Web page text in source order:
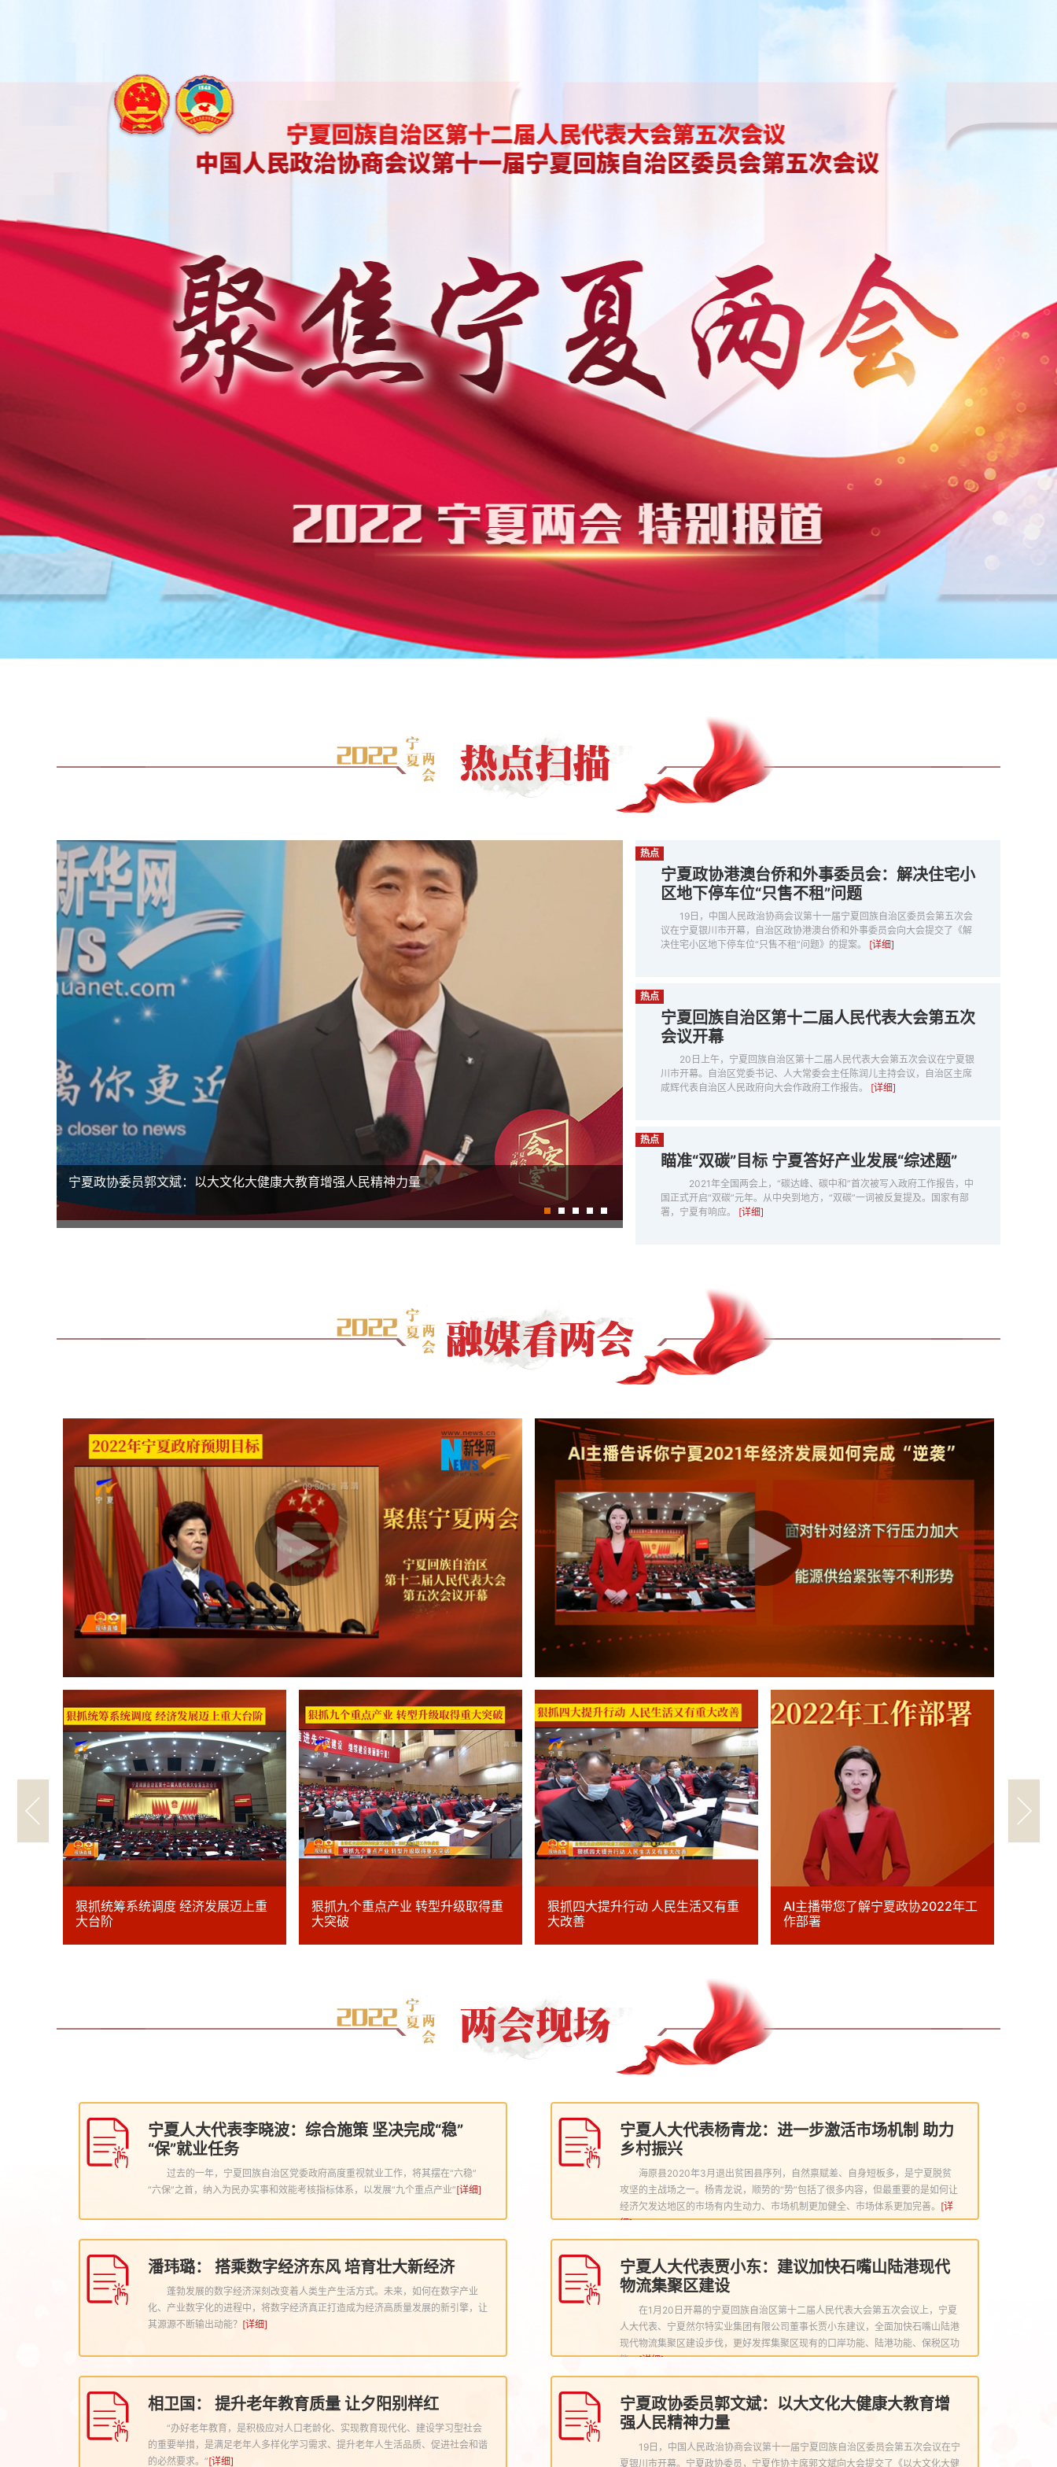
宁夏回族自治区第十二届人民代表大会第五次会议开幕
热点
宁夏政协港澳台侨和外事委员会：解决住宅小
区地下停车位“只售不租”问题
19日，中国人民政治协商会议第十一届宁夏回族自治区委员会第五次会
议在宁夏银川市开幕，自治区政协港澳台侨和外事委员会向大会提交了《解
决住宅小区地下停车位“只售不租”问题》的提案。 [详细]
热点
宁夏回族自治区第十二届人民代表大会第五次
会议开幕
20日上午，宁夏回族自治区第十二届人民代表大会第五次会议在宁夏银
川市开幕。自治区党委书记、人大常委会主任陈润儿主持会议，自治区主席
咸辉代表自治区人民政府向大会作政府工作报告。 [详细]
热点
瞄准“双碳”目标 宁夏答好产业发展“综述题”
2021年全国两会上，“碳达峰、碳中和”首次被写入政府工作报告，中
国正式开启“双碳”元年。从中央到地方，“双碳”一词被反复提及。国家有部
署，宁夏有响应。 [详细]
狠抓统筹系统调度 经济发展迈上重
大台阶
狠抓九个重点产业 转型升级取得重
大突破
狠抓四大提升行动 人民生活又有重
大改善
AI主播带您了解宁夏政协2022年工
作部署
宁夏人大代表李晓波：综合施策 坚决完成“稳”
“保”就业任务
过去的一年，宁夏回族自治区党委政府高度重视就业工作，将其摆在“六稳”
“六保”之首，纳入为民办实事和效能考核指标体系，以发展“九个重点产业”[详细]
宁夏人大代表杨青龙：进一步激活市场机制 助力
乡村振兴
海原县2020年3月退出贫困县序列，自然禀赋差、自身短板多，是宁夏脱贫
攻坚的主战场之一。杨青龙说，顺势的“势”包括了很多内容，但最重要的是如何让
经济欠发达地区的市场有内生动力、市场机制更加健全、市场体系更加完善。 [详
细]
潘玮璐： 搭乘数字经济东风 培育壮大新经济
蓬勃发展的数字经济深刻改变着人类生产生活方式。未来，如何在数字产业
化、产业数字化的进程中，将数字经济真正打造成为经济高质量发展的新引擎，让
其源源不断输出动能？ [详细]
宁夏人大代表贾小东：建议加快石嘴山陆港现代
物流集聚区建设
在1月20日开幕的宁夏回族自治区第十二届人民代表大会第五次会议上，宁夏
人大代表、宁夏然尔特实业集团有限公司董事长贾小东建议，全面加快石嘴山陆港
现代物流集聚区建设步伐，更好发挥集聚区现有的口岸功能、陆港功能、保税区功
能。[详细]
相卫国： 提升老年教育质量 让夕阳别样红
“办好老年教育，是积极应对人口老龄化、实现教育现代化、建设学习型社会
的重要举措，是满足老年人多样化学习需求、提升老年人生活品质、促进社会和谐
的必然要求。”[详细]
宁夏政协委员郭文斌：以大文化大健康大教育增
强人民精神力量
19日，中国人民政治协商会议第十一届宁夏回族自治区委员会第五次会议在宁
夏银川市开幕。宁夏政协委员，宁夏作协主席郭文斌向大会提交了《以大文化大健